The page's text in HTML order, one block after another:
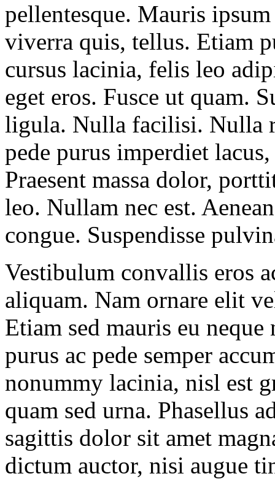
pellentesque. Mauris
viverra quis, tellus. Etiam
cursus lacinia, felis leo
eget eros. Fusce ut quam.
ligula. Nulla facilisi. Nulla
pede purus imperdiet
Praesent massa dolor,
leo. Nullam nec est.
congue. Suspendisse
Vestibulum convallis eros
aliquam. Nam ornare elit
Etiam sed mauris eu
purus ac pede semper
nonummy lacinia, nisl est
quam sed urna. Phasellus
sagittis dolor sit amet
dictum auctor, nisi augue